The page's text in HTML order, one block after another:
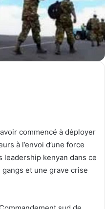
commencé à déployer
à l’envoi d’une force
kenyan dans ce
et une grave crise